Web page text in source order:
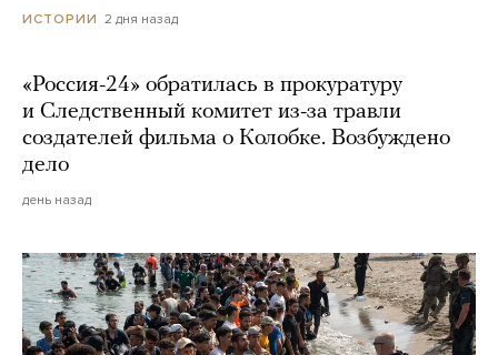
ИСТОРИИ 2 дня назад
«Россия-24» обратилась в прокуратуру
и Следственный комитет из-за травли
создателей фильма о Колобке. Возбуждено
дело
день назад